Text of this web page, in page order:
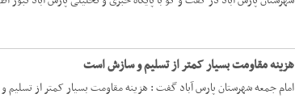
هزینه مقاومت بسیار کمتر از تسلیم و سازش است
امام جمعه شهرستان پارس آباد گفت : هزینه مقاومت بسیار کمتر از